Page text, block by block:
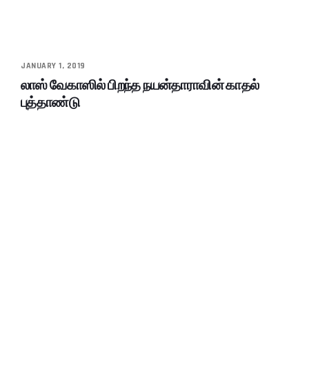
JANUARY 1, 2019
லாஸ் வேகாஸில் பிறந்த நயன்தாராவின் காதல்
புத்தாண்டு